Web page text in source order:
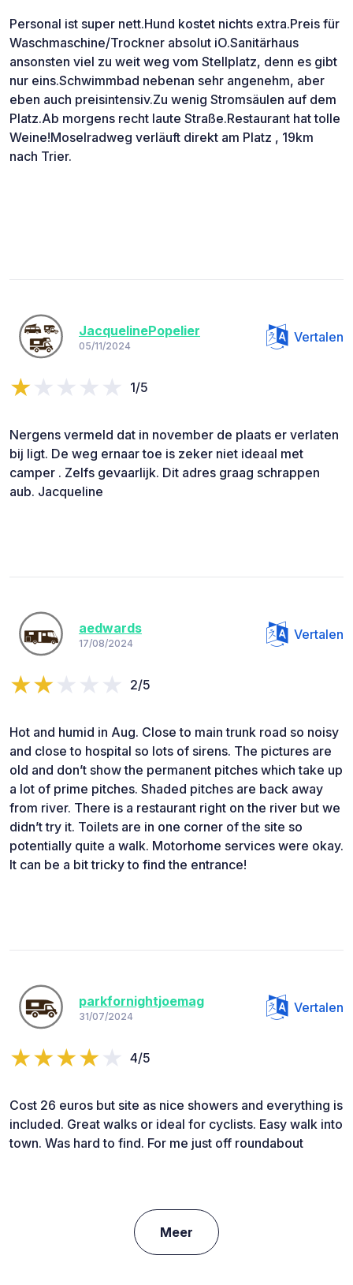
Personal ist super nett.Hund kostet nichts extra.Preis für
Waschmaschine/Trockner absolut iO.Sanitärhaus
ansonsten viel zu weit weg vom Stellplatz, denn es gibt
nur eins.Schwimmbad nebenan sehr angenehm, aber
eben auch preisintensiv.Zu wenig Stromsäulen auf dem
Platz.Ab morgens recht laute Straße.Restaurant hat tolle
Weine!Moselradweg verläuft direkt am Platz , 19km
nach Trier.
JacquelinePopelier
05/11/2024
Vertalen
1/5
Nergens vermeld dat in november de plaats er verlaten
bij ligt. De weg ernaar toe is zeker niet ideaal met
camper . Zelfs gevaarlijk. Dit adres graag schrappen
aub. Jacqueline
aedwards
17/08/2024
Vertalen
2/5
Hot and humid in Aug. Close to main trunk road so noisy
and close to hospital so lots of sirens. The pictures are
old and don’t show the permanent pitches which take up
a lot of prime pitches. Shaded pitches are back away
from river. There is a restaurant right on the river but we
didn’t try it. Toilets are in one corner of the site so
potentially quite a walk. Motorhome services were okay.
It can be a bit tricky to find the entrance!
parkfornightjoemag
31/07/2024
Vertalen
4/5
Cost 26 euros but site as nice showers and everything is
included. Great walks or ideal for cyclists. Easy walk into
town. Was hard to find. For me just off roundabout
Meer